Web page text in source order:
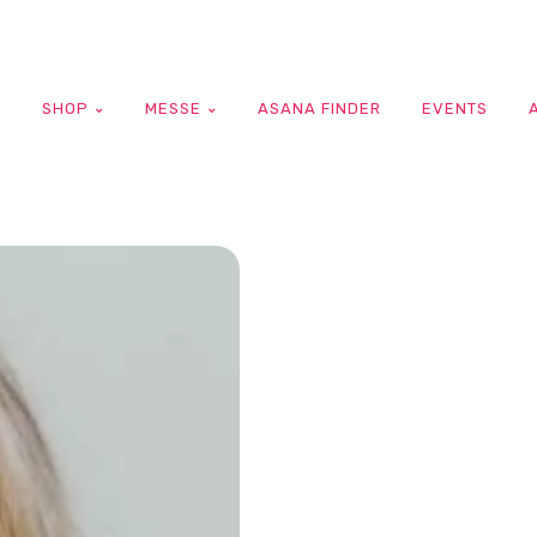
SHOP MESSE ASANA FINDER EVENTS